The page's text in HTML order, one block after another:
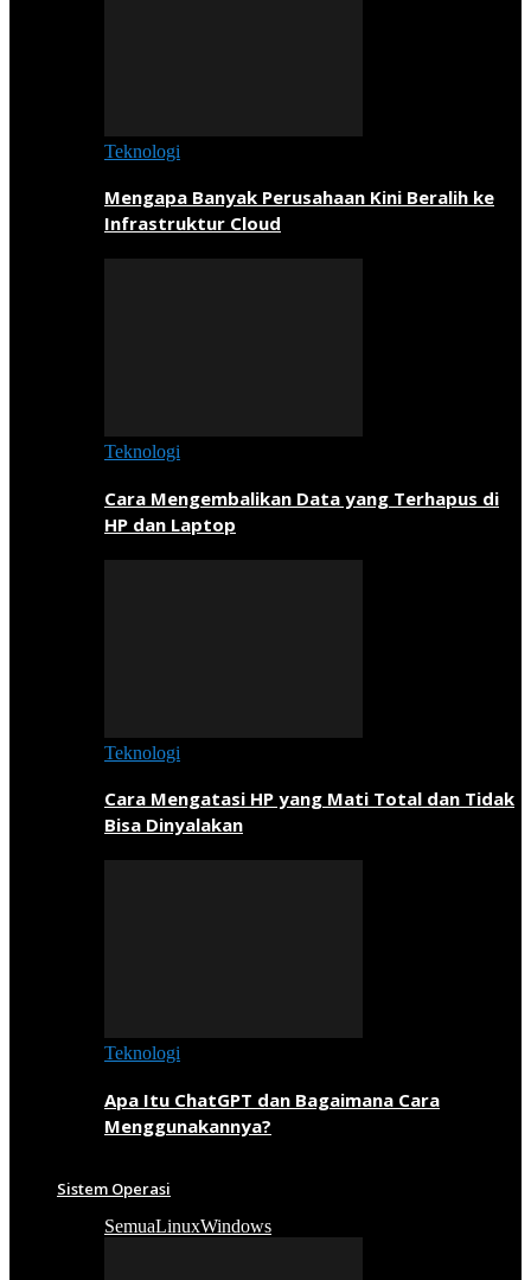
Teknologi
Mengapa Banyak Perusahaan Kini Beralih ke
Infrastruktur Cloud
Teknologi
Cara Mengembalikan Data yang Terhapus di
HP dan Laptop
Teknologi
Cara Mengatasi HP yang Mati Total dan Tidak
Bisa Dinyalakan
Teknologi
Apa Itu ChatGPT dan Bagaimana Cara
Menggunakannya?
Sistem Operasi
SemuaLinuxWindows